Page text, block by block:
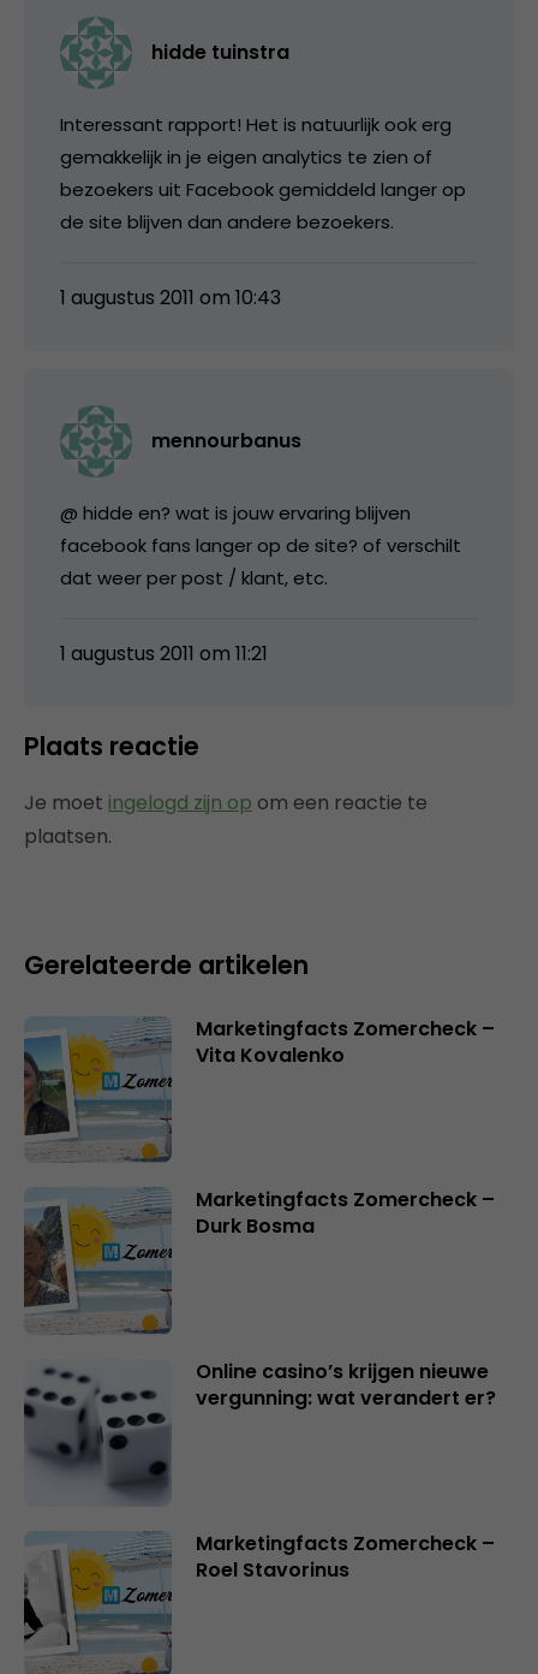
hidde tuinstra
Interessant rapport! Het is natuurlijk ook erg
gemakkelijk in je eigen analytics te zien of
bezoekers uit Facebook gemiddeld langer op
de site blijven dan andere bezoekers.
1 augustus 2011 om 10:43
mennourbanus
@ hidde en? wat is jouw ervaring blijven
facebook fans langer op de site? of verschilt
dat weer per post / klant, etc.
1 augustus 2011 om 11:21
Plaats reactie
Je moet ingelogd zijn op om een reactie te
plaatsen.
Gerelateerde artikelen
Marketingfacts Zomercheck –
Vita Kovalenko
Marketingfacts Zomercheck –
Durk Bosma
Online casino’s krijgen nieuwe
vergunning: wat verandert er?
Marketingfacts Zomercheck –
Roel Stavorinus